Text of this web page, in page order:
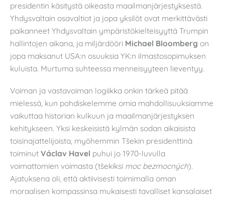
presidentin käsitystä oikeasta maailmanjärjestyksestä.
Yhdysvaltain osavaltiot ja jopa yksilöt ovat merkittävästi
paikanneet Yhdysvaltain ympäristökielteisyyttä Trumpin
hallintojen aikana, ja miljärdööri Michael Bloomberg on
jopa maksanut USA:n osuuksia YK:n ilmastosopimuksen
kuluista. Murtuma suhteessa menneisyyteen lieventyy.
Voiman ja vastavoiman logiikka onkin tärkeä pitää
mielessä, kun pohdiskelemme omia mahdollisuuksiamme
vaikuttaa historian kulkuun ja maailmanjärjestyksen
kehitykseen. Yksi keskeisistä kylmän sodan aikaisista
toisinajattelijoista, myöhemmin Tšekin presidenttinä
toiminut Václav Havel puhui jo 1970-luvulla
voimattomien voimasta (tšekiksi moc bezmocných).
Ajatuksena oli, että aktiivisesti toimimalla oman
moraalisen kompassinsa mukaisesti tavalliset kansalaiset